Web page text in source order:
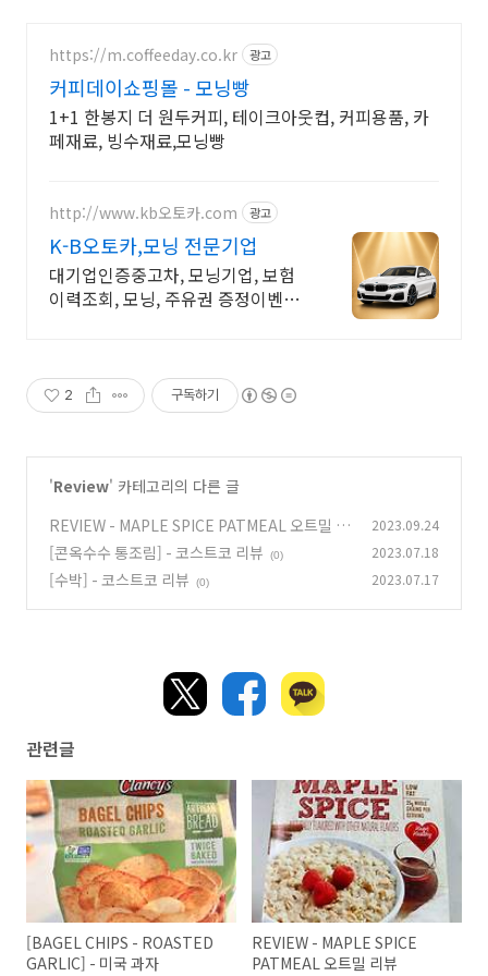
https://m.coffeeday.co.kr 광고
커피데이쇼핑몰 - 모닝빵
1+1 한봉지 더 원두커피, 테이크아웃컵, 커피용품, 카
페재료, 빙수재료,모닝빵
http://www.kb오토카.com 광고
K-B오토카,모닝 전문기업
대기업인증중고차, 모닝기업, 보험
이력조회, 모닝, 주유권 증정이벤트
2 구독하기
'Review' 카테고리의 다른 글
REVIEW - MAPLE SPICE PATMEAL 오트밀 리
뷰
(0)
2023.09.24
[콘옥수수 통조림] - 코스트코 리뷰 (0) 2023.07.18
[수박] - 코스트코 리뷰 (0) 2023.07.17
관련글
[BAGEL CHIPS - ROASTED
GARLIC] - 미국 과자
REVIEW - MAPLE SPICE
PATMEAL 오트밀 리뷰